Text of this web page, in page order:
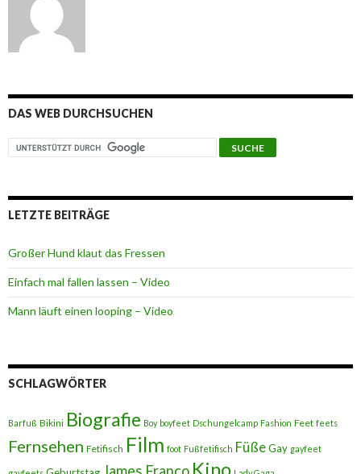
DAS WEB DURCHSUCHEN
LETZTE BEITRÄGE
Großer Hund klaut das Fressen
Einfach mal fallen lassen – Video
Mann läuft einen looping – Video
SCHLAGWÖRTER
Barfuß Bikini Biografie Boy boyfeet Dschungelcamp Fashion Feet feets
Fernsehen Fetifisch Film foot Fußfetifisch FüßeGay gayfeet
Kino